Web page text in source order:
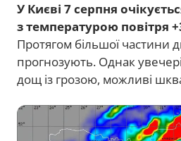
У Києві 7 серпня
з температурою повітря
Протягом більшої частини
прогнозують. Однак
дощ із грозою, можливі